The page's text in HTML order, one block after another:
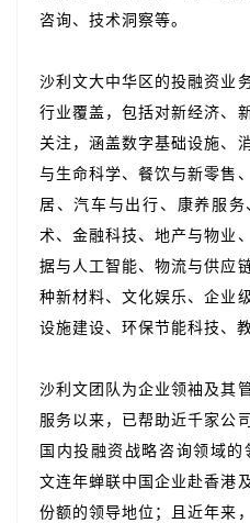
咨询、技术洞察等。
沙利文大中华区的投融资业
行业覆盖，包括对新经济、
关注，涵盖数字基础设施、
与生命科学、餐饮与新零售
居、汽车与出行、康养服
术、金融科技、地产与物业
据与人工智能、物流与供应
种新材料、文化娱乐、企业
设施建设、环保节能科技、
沙利文团队为企业领袖及其
服务以来，已帮助近千家公
国内投融资战略咨询领域
文连年蝉联中国企业赴香港
份额的领导地位；且近年来